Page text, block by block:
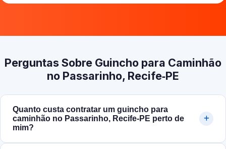
Perguntas Sobre Guincho para Caminhão
no Passarinho, Recife‑PE
Quanto custa contratar um guincho para
caminhão no Passarinho, Recife‑PE perto de
mim?